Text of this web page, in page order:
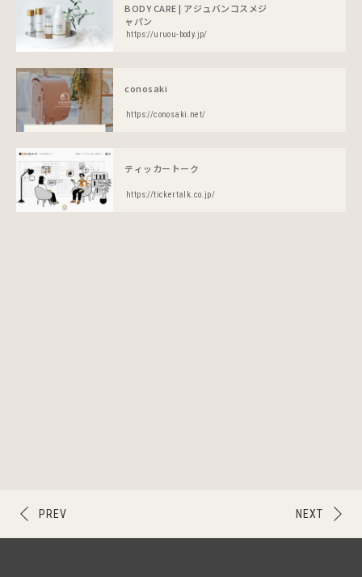
BODY CARE | アジュバンコスメジ
ャパン
https://uruou-body.jp/
conosaki
https://conosaki.net/
ティッカートーク
https://tickertalk.co.jp/
NEXT
PREV